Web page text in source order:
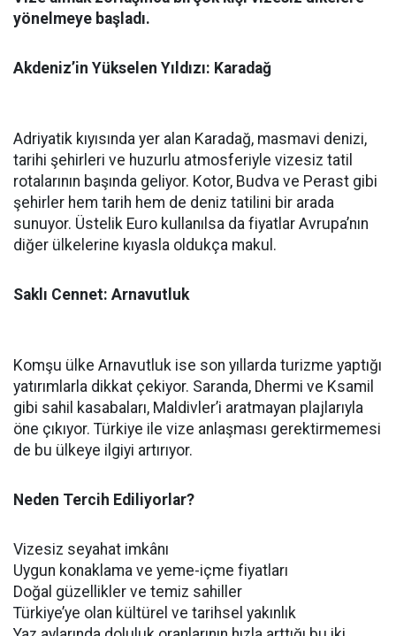
yönelmeye başladı.
Akdeniz’in Yükselen Yıldızı: Karadağ
Adriyatik kıyısında yer alan Karadağ, masmavi denizi,
tarihi şehirleri ve huzurlu atmosferiyle vizesiz tatil
rotalarının başında geliyor. Kotor, Budva ve Perast gibi
şehirler hem tarih hem de deniz tatilini bir arada
sunuyor. Üstelik Euro kullanılsa da fiyatlar Avrupa’nın
diğer ülkelerine kıyasla oldukça makul.
Saklı Cennet: Arnavutluk
Komşu ülke Arnavutluk ise son yıllarda turizme yaptığı
yatırımlarla dikkat çekiyor. Saranda, Dhermi ve Ksamil
gibi sahil kasabaları, Maldivler’i aratmayan plajlarıyla
öne çıkıyor. Türkiye ile vize anlaşması gerektirmemesi
de bu ülkeye ilgiyi artırıyor.
Neden Tercih Ediliyorlar?
Vizesiz seyahat imkânı
Uygun konaklama ve yeme-içme fiyatları
Doğal güzellikler ve temiz sahiller
Türkiye’ye olan kültürel ve tarihsel yakınlık